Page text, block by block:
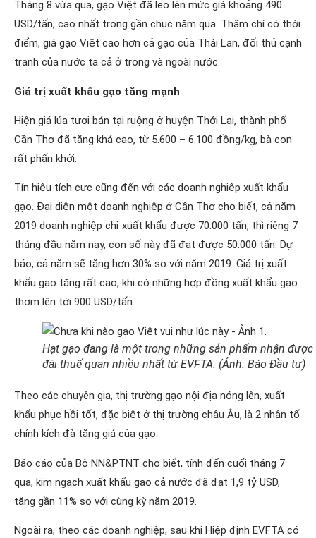
Tháng 8 vừa qua, gạo Việt đã leo lên mức giá khoảng 490
USD/tấn, cao nhất trong gần chục năm qua. Thậm chí có thời
điểm, giá gạo Việt cao hơn cả gạo của Thái Lan, đối thủ cạnh
tranh của nước ta cả ở trong và ngoài nước.
Giá trị xuất khẩu gạo tăng mạnh
Hiện giá lúa tươi bán tại ruộng ở huyện Thới Lai, thành phố
Cần Thơ đã tăng khá cao, từ 5.600 – 6.100 đồng/kg, bà con
rất phấn khởi.
Tín hiệu tích cực cũng đến với các doanh nghiệp xuất khẩu
gạo. Đại diện một doanh nghiệp ở Cần Thơ cho biết, cả năm
2019 doanh nghiệp chỉ xuất khẩu được 70.000 tấn, thì riêng 7
tháng đầu năm nay, con số này đã đạt được 50.000 tấn. Dự
báo, cả năm sẽ tăng hơn 30% so với năm 2019. Giá trị xuất
khẩu gạo tăng rất cao, khi có những hợp đồng xuất khẩu gạo
thơm lên tới 900 USD/tấn.
Hạt gạo đang là một trong những sản phẩm nhận
đãi thuế quan nhiều nhất từ EVFTA. (Ảnh: Báo Đầu tư)
Theo các chuyên gia, thị trường gạo nội địa nóng lên, xuất
khẩu phục hồi tốt, đặc biệt ở thị trường châu Âu, là 2 nhân tố
chính kích đà tăng giá của gạo.
Báo cáo của Bộ NN&PTNT cho biết, tính đến cuối tháng 7
qua, kim ngạch xuất khẩu gạo cả nước đã đạt 1,9 tỷ USD,
tăng gần 11% so với cùng kỳ năm 2019.
Ngoài ra, theo các doanh nghiệp, sau khi Hiệp định EVFTA có